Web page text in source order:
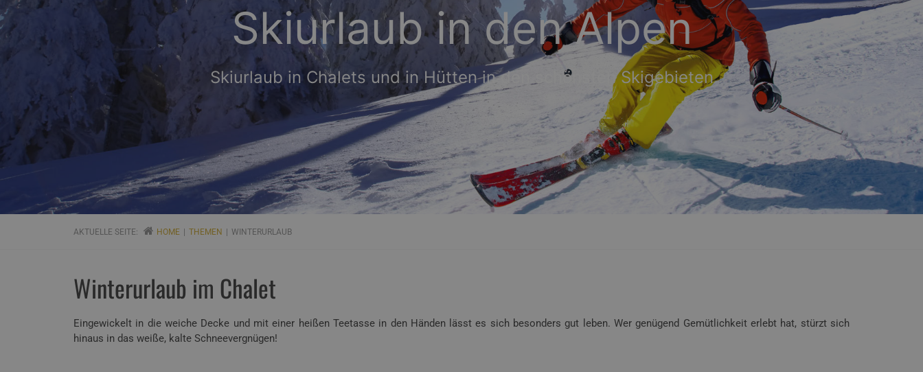
Winterlaub in Chalets in den Alpen
Romantische Winterlandschaften im Schnee
AKTUELLE SEITE: HOME THEMEN WINTERURLAUB
Winterurlaub im Chalet
Eingewickelt in die weiche Decke und mit einer heißen Teetasse in den Händen lässt es sich besonders gut leben. Wer genügend Gemütlichkeit erlebt hat, stürzt sich
hinaus in das weiße, kalte Schneevergnügen!